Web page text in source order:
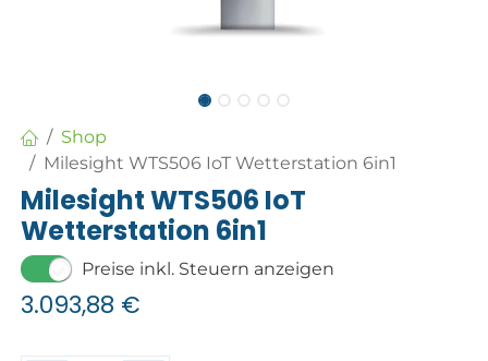
Shop
Milesight WTS506 IoT Wetterstation 6in1
Milesight WTS506 IoT
Wetterstation 6in1
Preise inkl. Steuern anzeigen
3.093,88 €